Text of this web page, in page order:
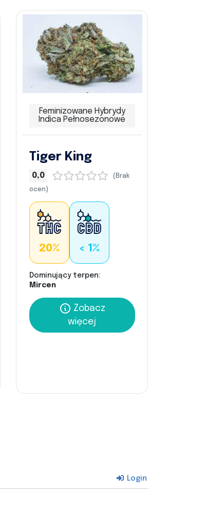
Feminizowane Hybrydy
Indica Pełnosezonowe
Tiger King
0,0
(Brak
ocen)
20% < 1%
Dominujący terpen:
Mircen
Zobacz
więcej
Login